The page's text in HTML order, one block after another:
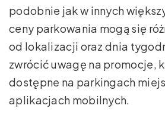
podobnie jak w innych
ceny parkowania mogą się
od lokalizacji oraz dnia
zwrócić uwagę na promocje,
dostępne na parkingach
aplikacjach mobilnych.